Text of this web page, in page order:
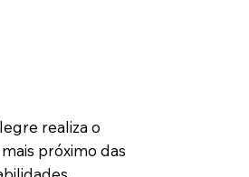
realiza o
próximo das